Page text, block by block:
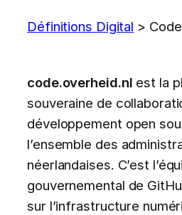
Définitions Digital >
code.overheid.nl est la
souveraine de
développement open
l’ensemble des
néerlandaises. C’est
gouvernemental de
sur l’infrastructure